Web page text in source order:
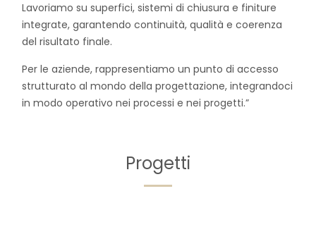
Lavoriamo su superfici, sistemi di chiusura e finiture
integrate, garantendo continuità, qualità e coerenza
del risultato finale.
Per le aziende, rappresentiamo un punto di accesso
strutturato al mondo della progettazione, integrandoci
in modo operativo nei processi e nei progetti.”
Progetti